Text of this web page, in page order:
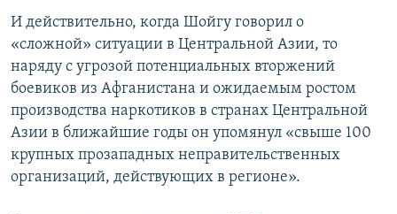
И действительно, когда Шойгу говорил о
«сложной» ситуации в Центральной Азии, то
наряду с угрозой потенциальных вторжений
боевиков из Афганистана и ожидаемым ростом
производства наркотиков в странах Центральной
Азии в ближайшие годы он упомянул «свыше 100
крупных прозападных неправительственных
организаций, действующих в регионе».